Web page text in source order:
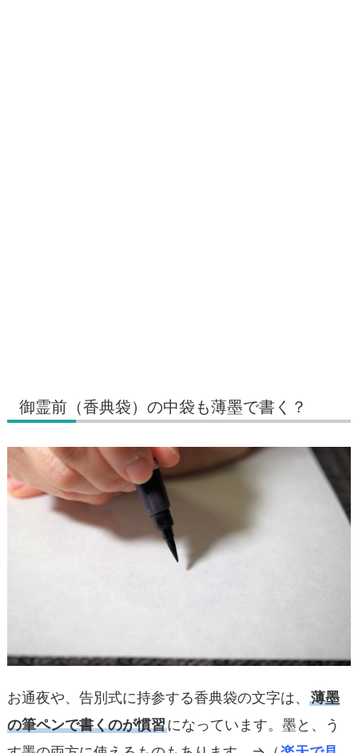
御霊前（香典袋）の中袋も薄墨で書く？
お通夜や、告別式に持参する香典袋の文字は、 薄墨
の筆ペンで書くのが慣習になっています。墨と、う